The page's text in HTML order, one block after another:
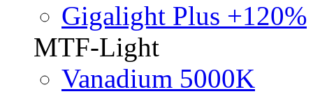
Gigalight Plus +120%
MTF-Light
Vanadium 5000K